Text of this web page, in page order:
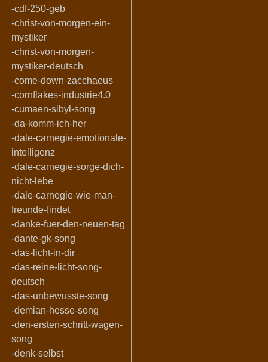
-cdf-250-geb
-christ-von-morgen-ein-
mystiker
-christ-von-morgen-
mystiker-deutsch
-come-down-zacchaeus
-cornflakes-industrie4.0
-cumaen-sibyl-song
-da-komm-ich-her
-dale-carnegie-emotionale-
intelligenz
-dale-carnegie-sorge-dich-
nicht-lebe
-dale-carnegie-wie-man-
freunde-findet
-danke-fuer-den-neuen-tag
-dante-gk-song
-das-licht-in-dir
-das-reine-licht-song-
deutsch
-das-unbewusste-song
-demian-hesse-song
-den-ersten-schritt-wagen-
song
-denk-selbst